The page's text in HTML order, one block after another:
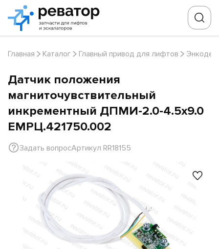
Главная Каталог Главный привод для лифтов
Датчик положения
магниточувствительный
инкрементный ДПМИ-2.0-4.5х9.0
ЕМРЦ.421750.002
Задать вопросАртикул RR18155